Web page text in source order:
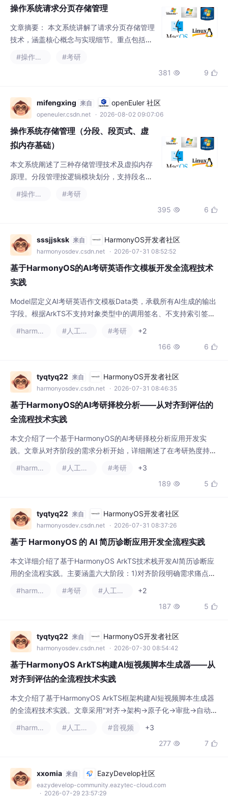
各方案的优缺点，重点解析地址映射、
操作系统请求分页存储管理
文章摘要： 本文系统讲解了请求分页存储管理
技术，涵盖核心概念与实现细节。重点包括：
问位等）及其作用；2）缺页中断处理流程与
IFO、LRU、Clock等）的原理与比较，指出改
进型时钟算法通过访问位和修改位优化淘汰优
局部置换的综合优势
#考研
381  9 
mifengxing 来自 openEuler 社区
openeuler.csdn.net · 2026-08-02 09:07:06
操作系统存储管理（分段、段页式、虚
拟内存基础）
本文系统阐述了三种存储管理技术及虚拟内存
原理。分段管理按逻辑模块划分，支持段名访
但共享困难；段页式结合二者优势，先分段再
辑扩容，打破传统存储的一次性、驻留性限
制。关键差异在于：分段支持逻辑共享但碎片
配实现多次调入与交换，显著提升系统资源利
用
#考研
395  6 
sssjjsksk 来自 HarmonyOS开发者社区
harmonyosdev.csdn.net · 2026-07-31 08:52:52
基于HarmonyOS的AI考研英语作文模板开发全流程技术
实践
Model层定义AI考研英语作文模板Data类，承载所有AI生成的输出
字段。根据ArkTS不支持对象类型中的调用签名、不支持索引签名
l.etsexport class AI考研英语作文模板Data {所有字段使用string
或string[]等显式类型，避免anyunknown每个字段在声明时赋默
#考研
+2
166  6 
tyqtyq22 来自 HarmonyOS开发者社区
harmonyosdev.csdn.net · 2026-07-31 08:46:35
基于HarmonyOS的AI考研择校分析——从对齐到评估的
全流程技术实践
本文介绍了一个基于HarmonyOS的AI考研择校分析应用开发实
践。文章从对齐阶段的需求分析开始，详细阐述了在考研热度持续
通过AI技术提供智能化择校服务。技术架构采用HarmonyOS ArkT
S语言开发的MVVM模式，包含Model-Service-Page三层结构，
数据处理和
#考研
+3
189  5 
tyqtyq22 来自 HarmonyOS开发者社区
harmonyosdev.csdn.net · 2026-07-31 08:37:26
基于 HarmonyOS 的 AI 简历诊断应用开发全流程实践
本文详细介绍了基于HarmonyOS ArkTS技术栈开发AI简历诊断应
用的全流程实践。主要涵盖六大阶段：1)对齐阶段明确需求痛点与
层严格定义数据模型；4)Service层封装业务逻辑与AI调用；5)Vie
w层实现声明式UI；6)评估阶段进行完整测试验证。文章重点解析
#考研
+2
187  5 
tyqtyq22 来自 HarmonyOS开发者社区
harmonyosdev.csdn.net · 2026-07-30 08:54:42
基于HarmonyOS ArkTS构建AI短视频脚本生成器——从
对齐到评估的全流程技术实践
本文介绍了基于HarmonyOS ArkTS框架构建AI短视频脚本生成器
的全流程技术实践。文章采用"对齐→架构→原子化→审批→自动化
开发过程。 在需求对齐阶段，通过用户画像矩阵明确三类核心用
户需求，并确定技术选型采用ArkTS+ArkUI组合。架构设计采用M
过自定义数据模型和Mo
#音视频
+3
277  7 
xxomia 来自 EazyDevelop社区
eazydevelop-community.eazytec-cloud.com
· 2026-07-29 23:57:29